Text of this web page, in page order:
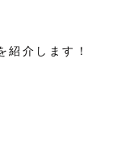
紹介します！